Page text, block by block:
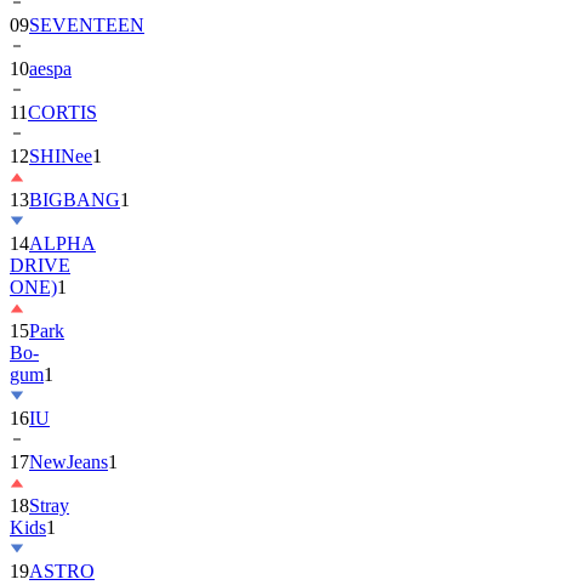
09SEVENTEEN
10aespa
11CORTIS
12SHINee1
13BIGBANG1
14ALPHA
DRIVE
ONE)1
15Park
Bo-
gum1
16IU
17NewJeans1
18Stray
Kids1
19ASTRO